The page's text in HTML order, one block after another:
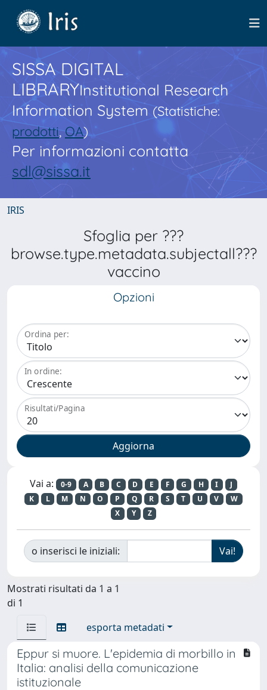
SISSA DIGITAL
LIBRARYInstitutional Research
Information System(Statistiche:
prodotti,OA)
Per informazioni contatta
sdl@sissa.it
IRIS
Sfoglia per ???
browse.type.metadata.subjectall???
vaccino
Opzioni
Ordina per:
In ordine:
Risultati/Pagina
Vai a: 0-9 A B C D E F G H I
J
K
L M N O P Q R S T U V
W
X
Y Z
o inserisci le iniziali:
Mostrati risultati da 1 a 1
di 1
esporta metadati
Eppur si muore. L'epidemia di morbillo in
Italia: analisi della comunicazione
istituzionale